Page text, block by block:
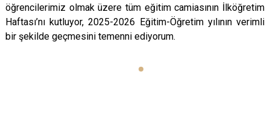
öğrencilerimiz olmak üzere tüm eğitim camiasının İlköğretim
Haftası’nı kutluyor, 2025-2026 Eğitim-Öğretim yılının verimli
bir şekilde geçmesini temenni ediyorum.